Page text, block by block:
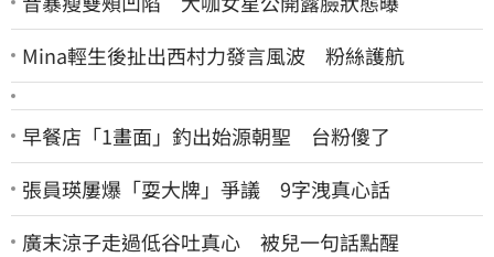
Mina輕生後扯出西村力發言風波 粉絲護航
早餐店「1畫面」釣出始源朝聖 台粉傻了
張員瑛屢爆「耍大牌」爭議 9字洩真心話
廣末涼子走過低谷吐真心 被兒一句話點醒